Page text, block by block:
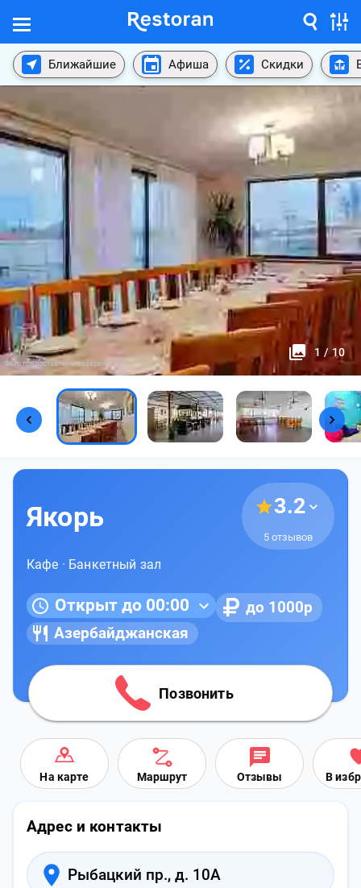
Ближайшие Афиша Скидки
1 / 10
Фото предоставлены заведением
Якорь 3.2
5 отзывов
Кафе · Банкетный зал
Открыт до 00:00
до 1000р
Азербайджанская
Позвонить
На карте Маршрут Отзывы В
Адрес и контакты
Рыбацкий пр., д. 10А